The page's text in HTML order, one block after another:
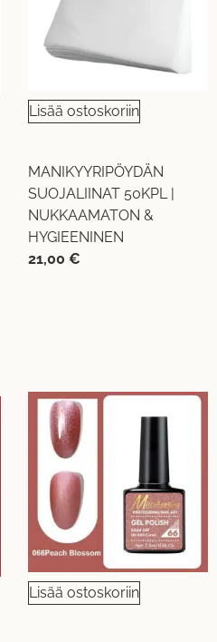
Lisää ostoskoriin
MANIKYYRIPÖYDÄN
SUOJALIINAT 50KPL |
NUKKAAMATON &
HYGIEENINEN
21,00 €
Lisää ostoskoriin